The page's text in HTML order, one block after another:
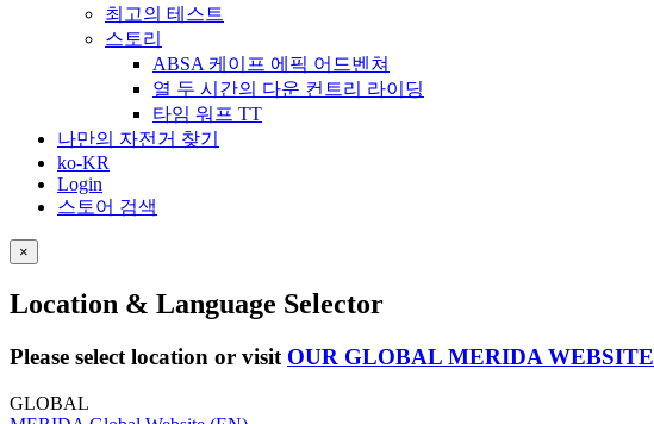
최고의 테스트
스토리
ABSA 케이프 에픽 어드벤쳐
열 두 시간의 다운 컨트리 라이딩
타임 워프 TT
나만의 자전거 찾기
ko-KR
Login
스토어 검색
×
Location & Language Selector
Please select location or visit OUR GLOBAL MERIDA WEBSITE
GLOBAL